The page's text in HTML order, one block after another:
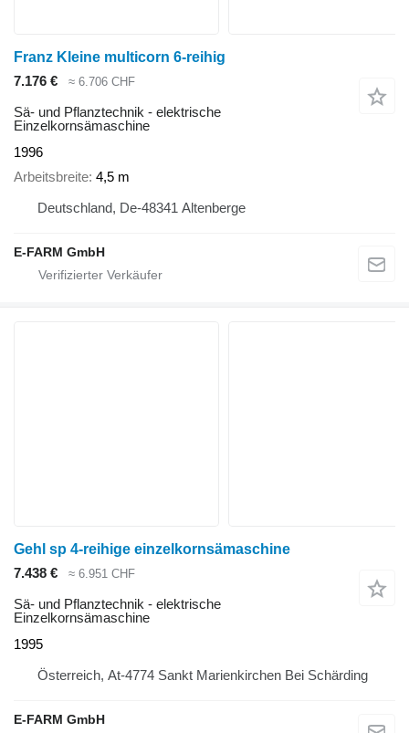
Franz Kleine multicorn 6-reihig
7.176 €
≈ 6.706 CHF
Sä- und Pflanztechnik - elektrische
Einzelkornsämaschine
1996
Arbeitsbreite 4,5 m
Deutschland, De-48341 Altenberge
E-FARM GmbH
Gehl sp 4-reihige einzelkornsämaschine
7.438 €
≈ 6.951 CHF
Sä- und Pflanztechnik - elektrische
Einzelkornsämaschine
1995
Österreich, At-4774 Sankt Marienkirchen Bei Schärding
E-FARM GmbH